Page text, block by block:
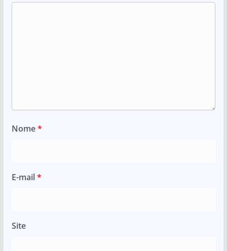
Nome*
E-mail*
Site